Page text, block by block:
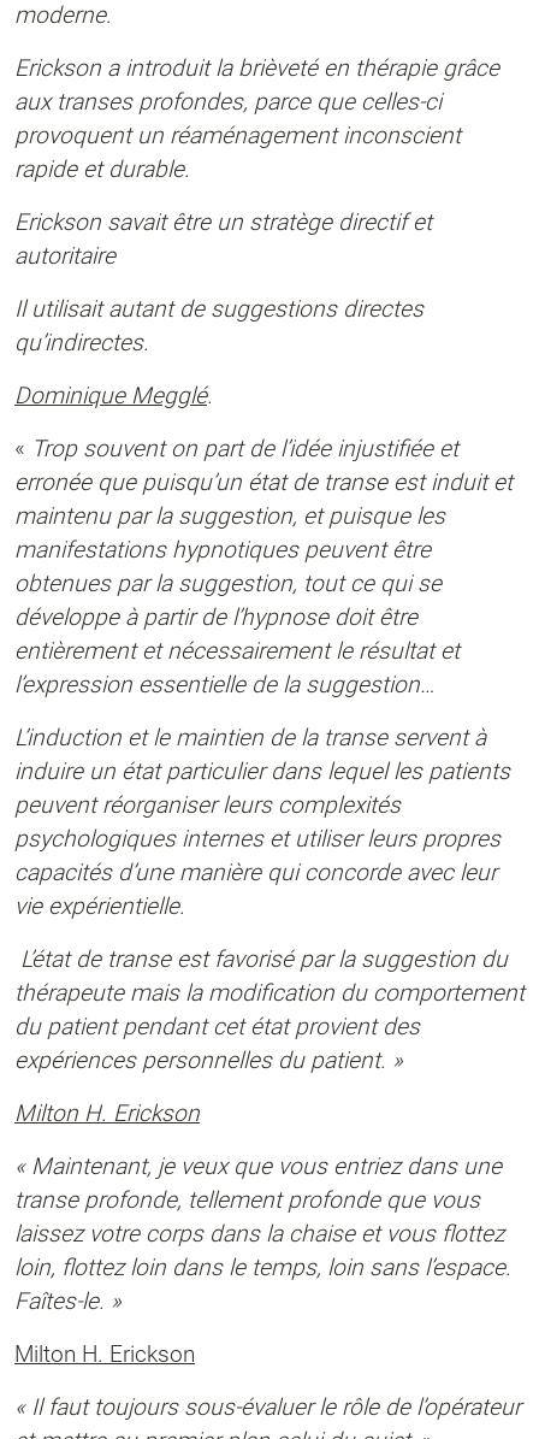
moderne.
Erickson a introduit la brièveté en thérapie grâce
aux transes profondes, parce que celles-ci
provoquent un réaménagement inconscient
rapide et durable.
Erickson savait être un stratège directif et
autoritaire
Il utilisait autant de suggestions directes
qu’indirectes.
Dominique Megglé.
« Trop souvent on part de l’idée injustifiée et
erronée que puisqu’un état de transe est induit et
maintenu par la suggestion, et puisque les
manifestations hypnotiques peuvent être
obtenues par la suggestion, tout ce qui se
développe à partir de l’hypnose doit être
entièrement et nécessairement le résultat et
l’expression essentielle de la suggestion…
L’induction et le maintien de la transe servent à
induire un état particulier dans lequel les patients
peuvent réorganiser leurs complexités
psychologiques internes et utiliser leurs propres
capacités d’une manière qui concorde avec leur
vie expérientielle.
L’état de transe est favorisé par la suggestion du
thérapeute mais la modification du comportement
du patient pendant cet état provient des
expériences personnelles du patient. »
Milton H. Erickson
« Maintenant, je veux que vous entriez dans une
transe profonde, tellement profonde que vous
laissez votre corps dans la chaise et vous flottez
loin, flottez loin dans le temps, loin sans l’espace.
Faîtes-le. »
Milton H. Erickson
« Il faut toujours sous-évaluer le rôle de l’opérateur